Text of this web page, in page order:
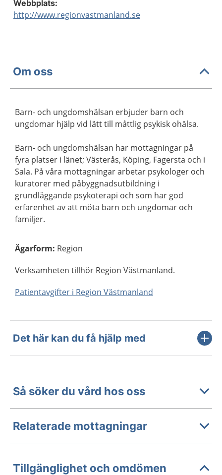
Webbplats:
http://www.regionvastmanland.se
Om oss
Barn- och ungdomshälsan erbjuder barn och
ungdomar hjälp vid lätt till måttlig psykisk ohälsa.
Barn- och ungdomshälsan har mottagningar på
fyra platser i länet; Västerås, Köping, Fagersta och i
Sala. På våra mottagningar arbetar psykologer och
kuratorer med påbyggnadsutbildning i
grundläggande psykoterapi och som har god
erfarenhet av att möta barn och ungdomar och
familjer.
Ägarform: Region
Verksamheten tillhör Region Västmanland.
Patientavgifter i Region Västmanland
Det här kan du få hjälp med
Så söker du vård hos oss
Relaterade mottagningar
Tillgänglighet och omdömen